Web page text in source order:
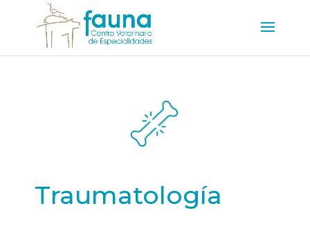
Traumatología